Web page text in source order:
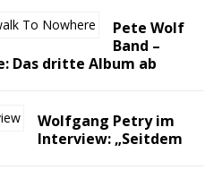
Pete Wolf
Band –
Das dritte Album ab
Wolfgang Petry im
Interview: „Seitdem